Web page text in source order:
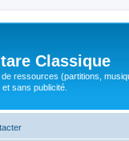
Classique
de ressources (partitions,
sans publicité.